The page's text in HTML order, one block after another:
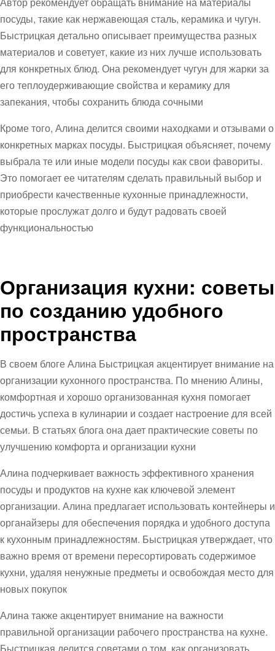
посуды, такие как нержавеющая сталь, керамика и чугун.
Быстрицкая детально описывает преимущества разных
материалов и советует, какие из них лучше использовать
для конкретных блюд. Она рекомендует чугун для жарки за
его теплоудерживающие свойства и керамику для
запекания, чтобы сохранить блюда сочными
Кроме того, Алина делится своими находками и отзывами о
конкретных марках посуды. Быстрицкая объясняет, почему
выбрала те или иные модели посуды как свои фавориты.
Это помогает ее читателям сделать правильный выбор и
приобрести качественные кухонные принадлежности,
которые прослужат долго и будут радовать своей
функциональностью
Организация кухни: советы
по созданию удобного
пространства
В своем блоге Алина Быстрицкая акцентирует внимание на
организации кухонного пространства. По мнению Алины,
комфортная и хорошо организованная кухня помогает
достичь успеха в кулинарии и создает настроение для всей
семьи. В статьях блога она дает практические советы по
улучшению комфорта и организации кухни
Алина подчеркивает важность эффективного хранения
посуды и продуктов на кухне как ключевой элемент
организации. Алина предлагает использовать контейнеры и
органайзеры для обеспечения порядка и удобного доступа
к кухонным принадлежностям. Быстрицкая утверждает, что
важно время от времени пересортировать содержимое
кухни, удаляя ненужные предметы и освобождая место для
новых покупок
Алина также акцентирует внимание на важности
правильной организации рабочего пространства на кухне.